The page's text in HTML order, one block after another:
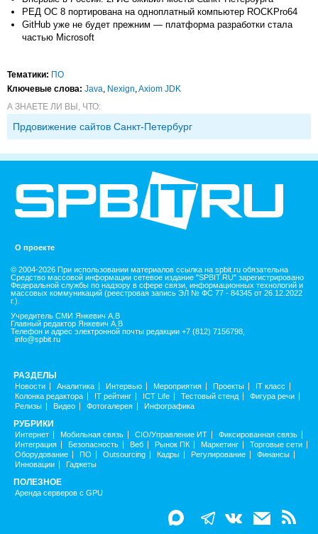
РЕД ОС 8 портирована на одноплатный компьютер ROCKPro64
GitHub уже не будет прежним — платформа разработки стала
частью Microsoft
Тематики: ПО
Ключевые слова: Java, Nexign,Axiom JDK
А ЗНАЕТЕ ЛИ ВЫ, ЧТО:
Прдовижение сайтов Санкт-Петербург
О проекте
© 2004-2026 При использовании материалов ссылка на spbit.ru обязательна
Средство массовой информации сетевое издание "SPBIT.RU" зарегистрировано
Федеральной службы по надзору в сфере связи, информационных технологий и
массовых коммуникаций (реестровая запись ЭЛ № ФС 77 - 84345 от 26.12.2022
г.).
Учредитель СМИ Янкевич А.В
Главный редактор Янкевич А.В
Телефон и адрес электронной почты редакции +7 (812) 7156798,
info@spbit.ru
РАЗДЕЛЫ
Новости Аналитика Интервью Мероприятия Проекты
IT класс
Колонка редактора
IT рейтинг ICT Life Тестовый стенд
Фигура речи
Релизы
Видео Фотогалерея Инфографика
РУБРИКИ
Интернет Мобильная связь CIO/Управление ИТ
Фиксированная связь
Интеграция
Безопасность Веб Рынок ПК Маркетинг
Торговые сети
Оборудование
ПО Outsourcing Кадры Регулирование
Финансы
Инновации
Гаджеты
ПОЛЕЗНОЕ
Аренда серверов с GPU